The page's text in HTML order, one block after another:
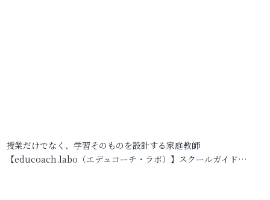
授業だけでなく、学習そのものを設計する家庭教師
【educoach.labo（エデュコーチ・ラボ）】スクールガイド…